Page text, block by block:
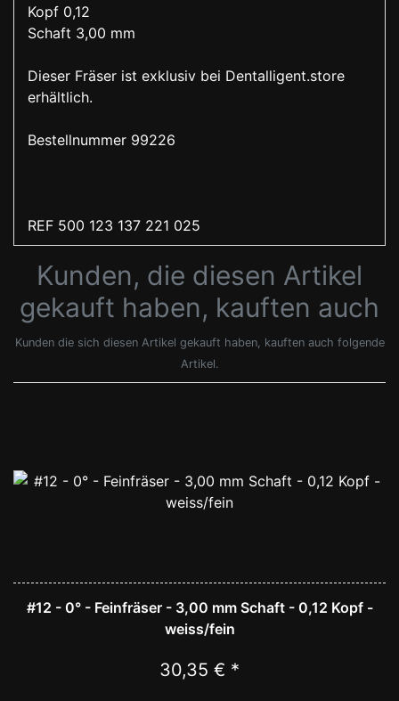
Kopf 0,12
Schaft 3,00 mm
Dieser Fräser ist exklusiv bei Dentalligent.store
erhältlich.
Bestellnummer 99226
REF 500 123 137 221 025
Kunden, die diesen Artikel
gekauft haben, kauften auch
Kunden die sich diesen Artikel gekauft haben, kauften auch folgende
Artikel.
#12 - 0° - Feinfräser - 3,00 mm Schaft - 0,12 Kopf -
weiss/fein
30,35 € *